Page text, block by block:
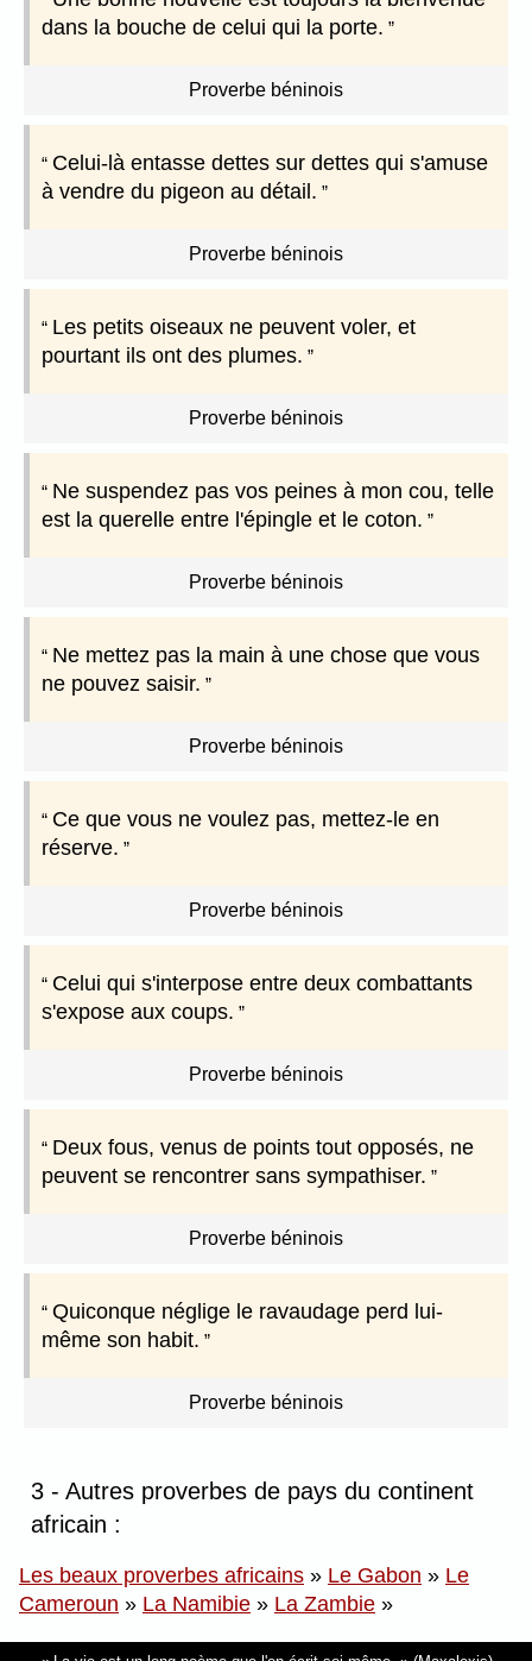
dans la bouche de celui qui la porte.
Proverbe béninois
Celui-là entasse dettes sur dettes qui s'amuse
à vendre du pigeon au détail.
Proverbe béninois
Les petits oiseaux ne peuvent voler, et
pourtant ils ont des plumes.
Proverbe béninois
Ne suspendez pas vos peines à mon cou, telle
est la querelle entre l'épingle et le coton.
Proverbe béninois
Ne mettez pas la main à une chose que vous
ne pouvez saisir.
Proverbe béninois
Ce que vous ne voulez pas, mettez-le en
réserve.
Proverbe béninois
Celui qui s'interpose entre deux combattants
s'expose aux coups.
Proverbe béninois
Deux fous, venus de points tout opposés, ne
peuvent se rencontrer sans sympathiser.
Proverbe béninois
Quiconque néglige le ravaudage perd lui-
même son habit.
Proverbe béninois
3 - Autres proverbes de pays du continent
africain :
Les beaux proverbes africains » Le Gabon » Le
Cameroun » La Namibie » La Zambie »